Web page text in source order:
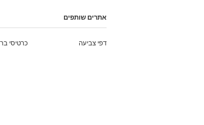
אתרים שותפים
כרטיסי דפי צביעה